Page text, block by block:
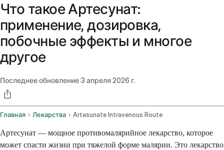
Что такое Артесунат:
применение, дозировка,
побочные эффекты и многое
другое
Последнее обновление3 апреля 2026 г.
Главная Лекарства Artesunate Intravenous Route
Артесунат — мощное противомалярийное лекарство, которое
может спасти жизни при тяжелой форме малярии. Это лекарство